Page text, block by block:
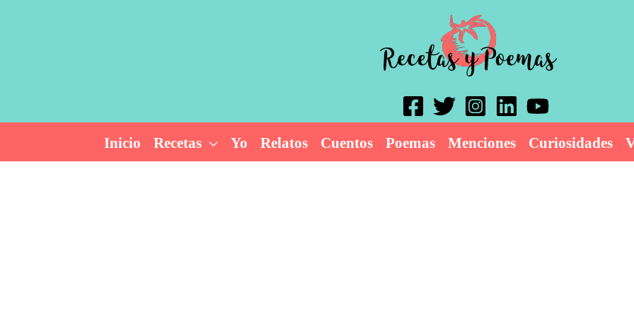
Inicio Recetas Yo Relatos Cuentos Poemas Menciones Curiosidades